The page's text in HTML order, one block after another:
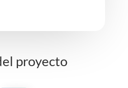
proyecto